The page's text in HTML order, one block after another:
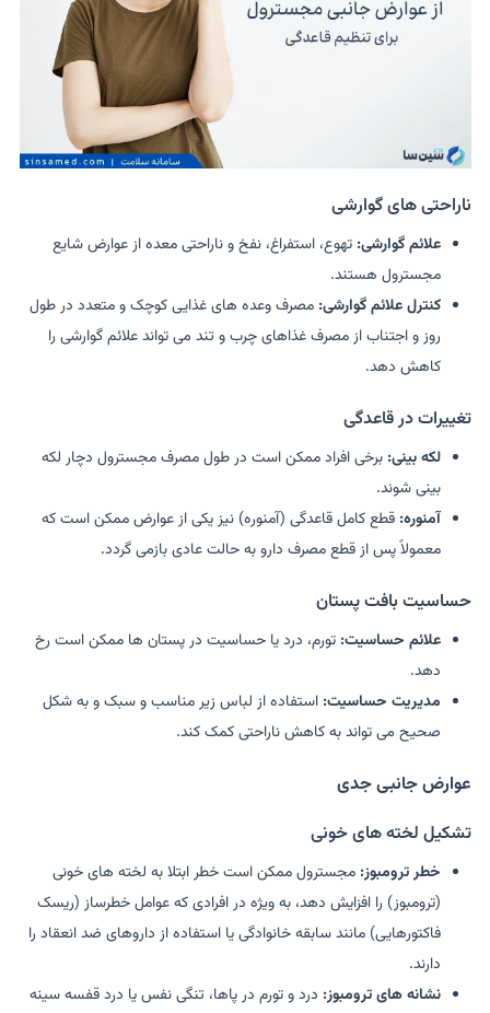
ناراحتی های گوارشی
علائم گوارشی: تهوع، استفراغ، نفخ و ناراحتی معده از عوارض شایع
مجسترول هستند.
کنترل علائم گوارشی: مصرف وعده های غذایی کوچک و متعدد در طول
روز و اجتناب از مصرف غذاهای چرب و تند می تواند علائم گوارشی را
کاهش دهد.
تغییرات در قاعدگی
لکه بینی: برخی افراد ممکن است در طول مصرف مجسترول دچار لکه
بینی شوند.
آمنوره: قطع کامل قاعدگی (آمنوره) نیز یکی از عوارض ممکن است که
معمولاً پس از قطع مصرف دارو به حالت عادی بازمی گردد.
حساسیت بافت پستان
علائم حساسیت: تورم، درد یا حساسیت در پستان ها ممکن است رخ
دهد.
مدیریت حساسیت: استفاده از لباس زیر مناسب و سبک و به شکل
صحیح می تواند به کاهش ناراحتی کمک کند.
عوارض جانبی جدی
تشکیل لخته های خونی
خطر ترومبوز: مجسترول ممکن است خطر ابتلا به لخته های خونی
(ترومبوز) را افزایش دهد، به ویژه در افرادی که عوامل خطرساز (ریسک
فاکتورهایی) مانند سابقه خانوادگی یا استفاده از داروهای ضد انعقاد را
دارند.
نشانه های ترومبوز: درد و تورم در پاها، تنگی نفس یا درد قفسه سینه